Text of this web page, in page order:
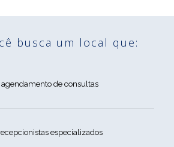
busca um local que:
agendamento de consultas
especializados